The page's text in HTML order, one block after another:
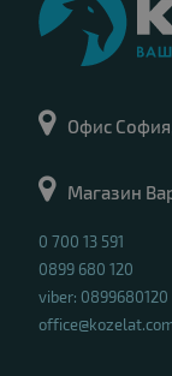
Офис
Магазин
0 700 13 591
0899 680 120
viber: 0899680120